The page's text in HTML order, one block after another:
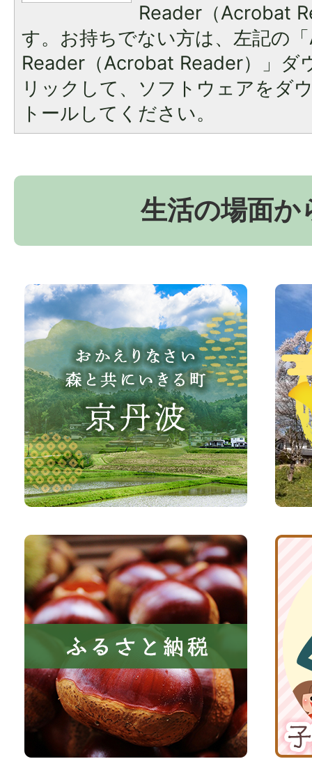
Reader（Acrobat
す。お持ちでない方は、左記の
Reader（Acrobat Reader）」ダ
リックして、ソフトウェアをダ
トールしてください。
生活の場面か
お
か
え
り
な
さ
い、
森
共
に
い
き
町
京
京
波
町
観
光
サ
イ
ふ
る
さ
と
税
京
波
子
育
て
応
援